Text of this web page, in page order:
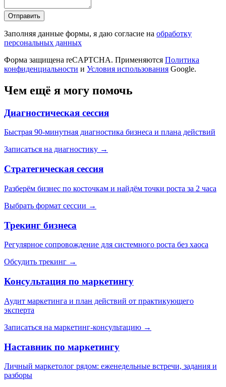
Отправить
Заполняя данные формы, я даю согласие на обработку
персональных данных
Форма защищена reCAPTCHA. Применяются Политика
конфиденциальности и Условия использования Google.
Чем ещё я могу помочь
Диагностическая сессия
Быстрая 90-минутная диагностика бизнеса и плана действий
Записаться на диагностику →
Стратегическая сессия
Разберём бизнес по косточкам и найдём точки роста за 2 часа
Выбрать формат сессии →
Трекинг бизнеса
Регулярное сопровождение для системного роста без хаоса
Обсудить трекинг →
Консультация по маркетингу
Аудит маркетинга и план действий от практикующего
эксперта
Записаться на маркетинг-консультацию →
Наставник по маркетингу
Личный маркетолог рядом: еженедельные встречи, задания и
разборы